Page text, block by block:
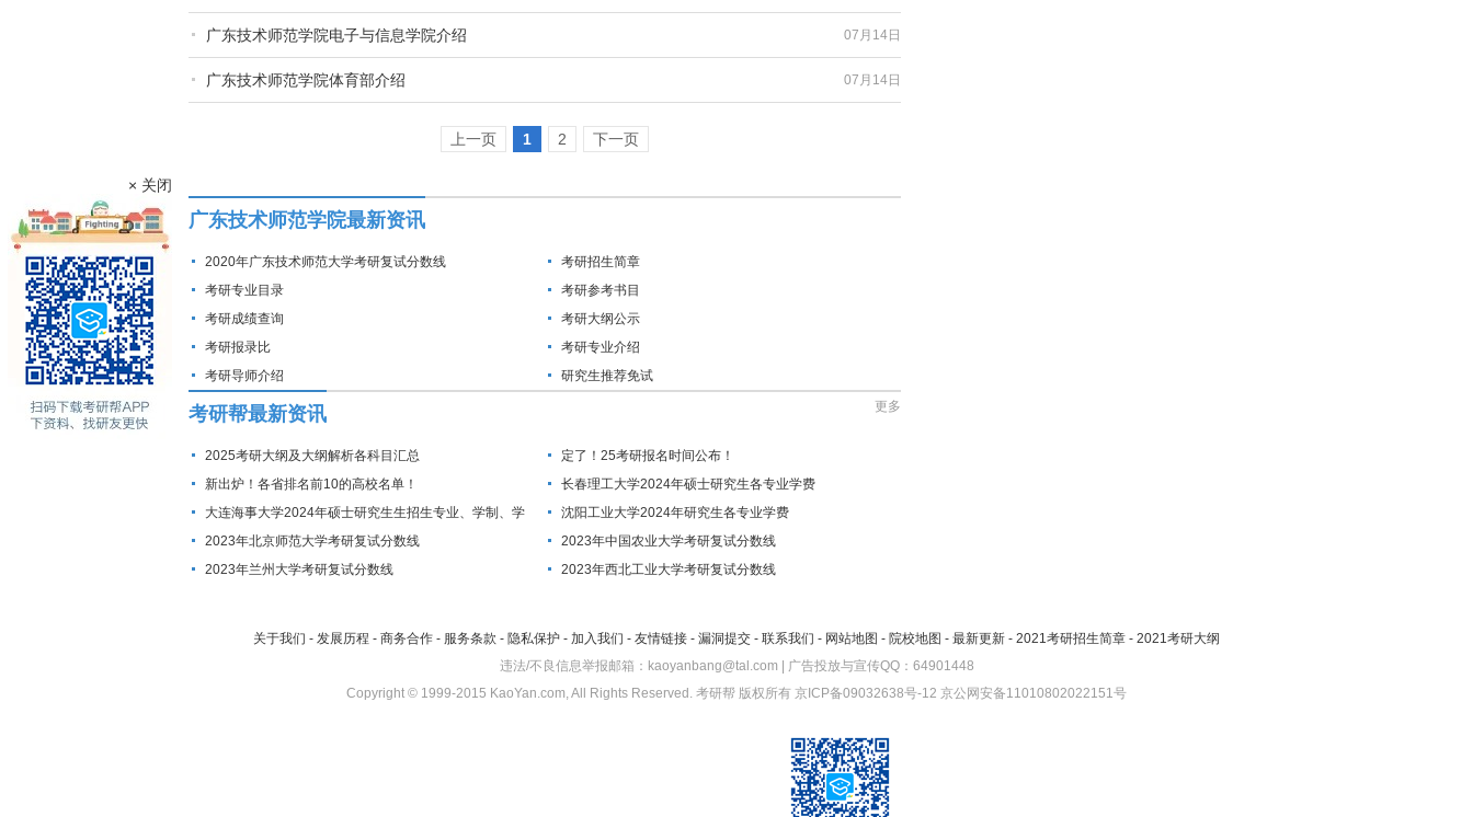
07月14日
广东技术师范学院电子与信息学院介绍
07月14日
广东技术师范学院体育部介绍
上一页 1 2 下一页
广东技术师范学院最新资讯
2020年广东技术师范大学考研复试分数线
考研招生简章
考研专业目录
考研参考书目
考研成绩查询
考研大纲公示
考研报录比
考研专业介绍
考研导师介绍
研究生推荐免试
考研帮最新资讯 更多
2025考研大纲及大纲解析各科目汇总
定了！25考研报名时间公布！
新出炉！各省排名前10的高校名单！
长春理工大学2024年硕士研究生各专业学费
大连海事大学2024年硕士研究生生招生专业、学制、学
费标准及拟招生人数
沈阳工业大学2024年研究生各专业学费
2023年北京师范大学考研复试分数线
2023年中国农业大学考研复试分数线
2023年兰州大学考研复试分数线
2023年西北工业大学考研复试分数线
关于我们 - 发展历程 - 商务合作 - 服务条款 - 隐私保护 - 加入我们 - 友情链接 - 漏洞提交 - 联系我们 - 网站地图 - 院校地图 - 最新更新 - 2021考研招生简章 - 2021考研大纲
违法/不良信息举报邮箱：kaoyanbang@tal.com | 广告投放与宣传QQ：64901448
Copyright © 1999-2015 KaoYan.com, All Rights Reserved. 考研帮 版权所有 京ICP备09032638号-12 京公网安备11010802022151号
× 关闭